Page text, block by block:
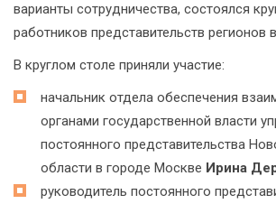
варианты сотрудничества, состоялся
работников представительств регионов
В круглом столе приняли участие:
начальник отдела обеспечения
органами государственной власти
постоянного представительства
области в городе Москве Ирина
руководитель постоянного